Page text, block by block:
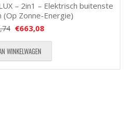
– 2in1 – Elektrisch buitenste
(Op Zonne-Energie)
€663,08
WINKELWAGEN